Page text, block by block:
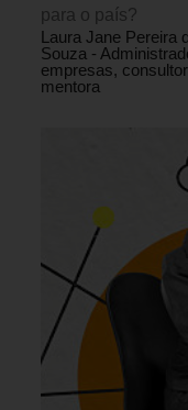
para o país?
Laura Jane Pereira
Souza -
empresas,
mentora